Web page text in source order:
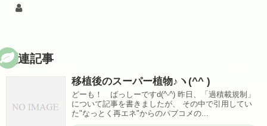
関連記事
移植後のスーパー植物♪ヽ(^^ )
どーも！ ばっしーですd(^-^) 昨日、「過積載規制」
について記事を書きましたが、 その中で引用してい
た"なっとく再エネ"からのパブコメの...